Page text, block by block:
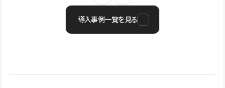
導入事例一覧を見る